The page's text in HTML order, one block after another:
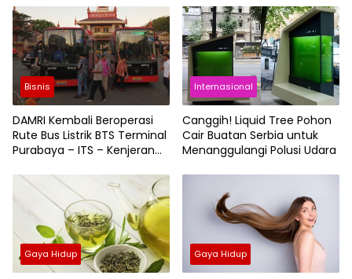
Bisnis
DAMRI Kembali Beroperasi
Rute Bus Listrik BTS Terminal
Purabaya – ITS – Kenjeran
Internasional
Canggih! Liquid Tree Pohon
Cair Buatan Serbia untuk
Menanggulangi Polusi Udara
Gaya Hidup Gaya Hidup